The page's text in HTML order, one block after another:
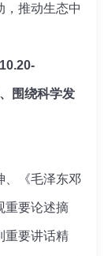
，推动生态中
围绕科学发
《毛泽东邓
重要论述摘
重要讲话精